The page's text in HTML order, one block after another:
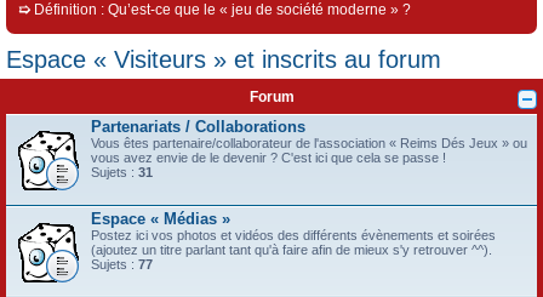
➯ Définition : Qu’est-ce que le « jeu de société moderne » ?
Espace « Visiteurs » et inscrits au forum
Forum
Partenariats / Collaborations
Vous êtes partenaire/collaborateur de l'association « Reims Dés Jeux » ou
vous avez envie de le devenir ? C'est ici que cela se passe !
Sujets : 31
Espace « Médias »
Postez ici vos photos et vidéos des différents évènements et soirées
(ajoutez un titre parlant tant qu'à faire afin de mieux s'y retrouver ^^).
Sujets : 77